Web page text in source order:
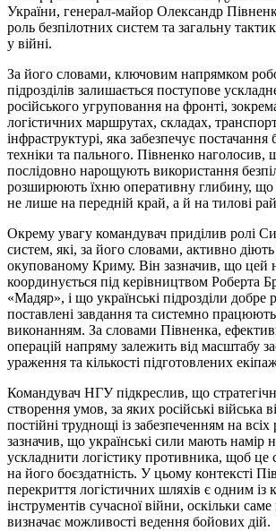
України, генерал-майор Олександр
роль безпілотних систем та загальну
у війні.
За його словами, ключовим напрямком
підрозділів залишається поступове
російського угруповання на фронті,
логістичних маршрутах, складах,
інфраструктурі, яка забезпечує постачання
техніки та пального. Півненко
послідовно нарощують використання
розширюють їхню оперативну глибину, що
не лише на передній край, а й на тилові
Окрему увагу командувач приділив ролі
систем, які, за його словами, активно
окупованому Криму. Він зазначив, що цей
координується під керівництвом Роберта
«Мадяр», і що українські підрозділи добре
поставлені завдання та системно
виконанням. За словами Півненка,
операцій напряму залежить від масштабу
ураження та кількості підготовлених
Командувач НГУ підкреслив, що
створення умов, за яких російські війська
постійні труднощі із забезпеченням на
зазначив, що українські сили мають намір
ускладнити логістику противника, щоб це
на його боєздатність. У цьому контексті
перекриття логістичних шляхів є одним із
інструментів сучасної війни, оскільки
визначає можливості ведення бойових дій.